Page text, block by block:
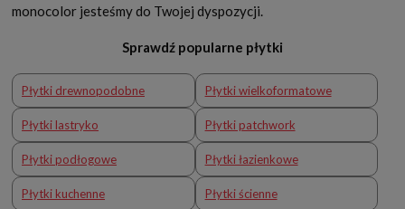
monocolor jesteśmy do Twojej dyspozycji.
Sprawdź popularne płytki
Płytki drewnopodobne Płytki wielkoformatowe
Płytki lastryko Płytki patchwork
Płytki podłogowe Płytki łazienkowe
Płytki kuchenne Płytki ścienne